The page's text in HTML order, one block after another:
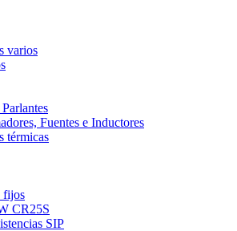
varios
Fuentes e Inductores
térmicas
fijos
CR25S
SIP